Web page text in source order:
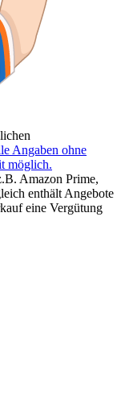
Angaben ohne
möglich.
Amazon Prime,
enthält Angebote
eine Vergütung